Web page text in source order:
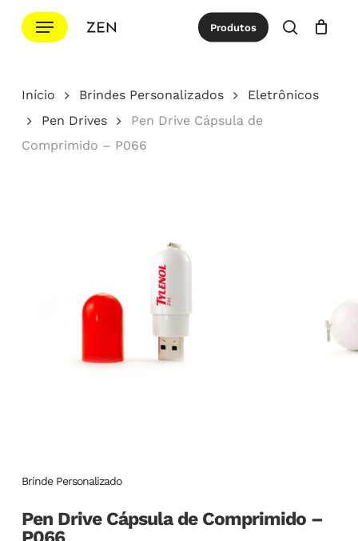
para
principal
Menu Produtos
procurar
Cotação Close
Início Brindes Personalizados
Eletrônicos
Pen Drives
Pen Drive Cápsula de
Comprimido – P066
Brinde Personalizado
Pen Drive Cápsula de Comprimido –